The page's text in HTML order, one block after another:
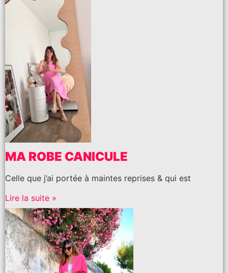
MA ROBE CANICULE
Celle que j’ai portée à maintes reprises & qui est
Lire la suite »